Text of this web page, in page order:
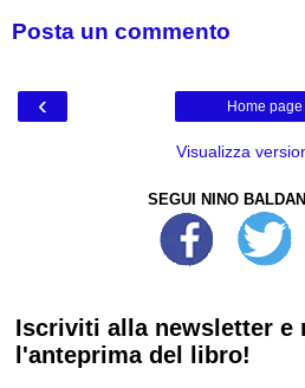
Posta un commento
‹ Home page
Visualizza
SEGUI NINO
Iscriviti alla newsletter e
l'anteprima del libro!